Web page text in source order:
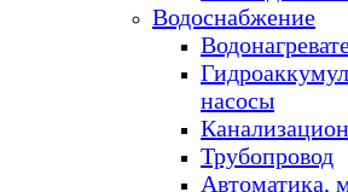
Водоснабжение
насосы
Трубопровод
Автоматика,